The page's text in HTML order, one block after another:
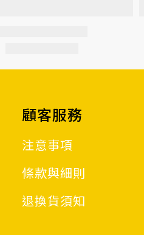
顧客服務
注意事項
條款與細則
退換貨須知